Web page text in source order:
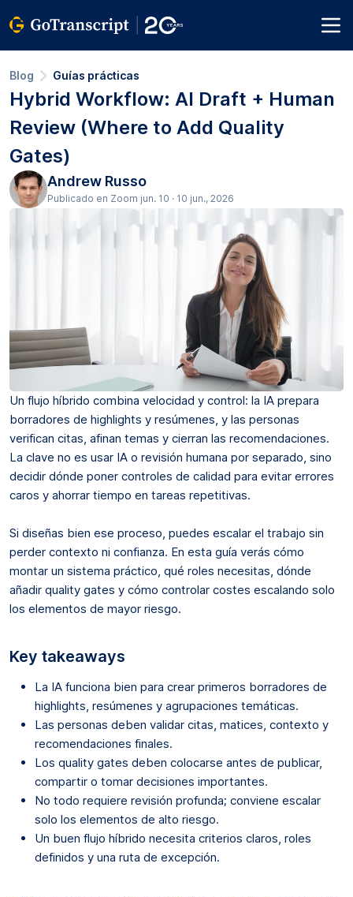
Blog Guías prácticas
Hybrid Workflow: AI Draft + Human
Review (Where to Add Quality
Gates)
Andrew Russo
Publicado en Zoom jun. 10 · 10 jun., 2026
Un flujo híbrido combina velocidad y control: la IA prepara
borradores de highlights y resúmenes, y las personas
verifican citas, afinan temas y cierran las recomendaciones.
La clave no es usar IA o revisión humana por separado, sino
decidir dónde poner controles de calidad para evitar errores
caros y ahorrar tiempo en tareas repetitivas.
Si diseñas bien ese proceso, puedes escalar el trabajo sin
perder contexto ni confianza. En esta guía verás cómo
montar un sistema práctico, qué roles necesitas, dónde
añadir quality gates y cómo controlar costes escalando solo
los elementos de mayor riesgo.
Key takeaways
La IA funciona bien para crear primeros borradores de
highlights, resúmenes y agrupaciones temáticas.
Las personas deben validar citas, matices, contexto y
recomendaciones finales.
Los quality gates deben colocarse antes de publicar,
compartir o tomar decisiones importantes.
No todo requiere revisión profunda; conviene escalar
solo los elementos de alto riesgo.
Un buen flujo híbrido necesita criterios claros, roles
definidos y una ruta de excepción.